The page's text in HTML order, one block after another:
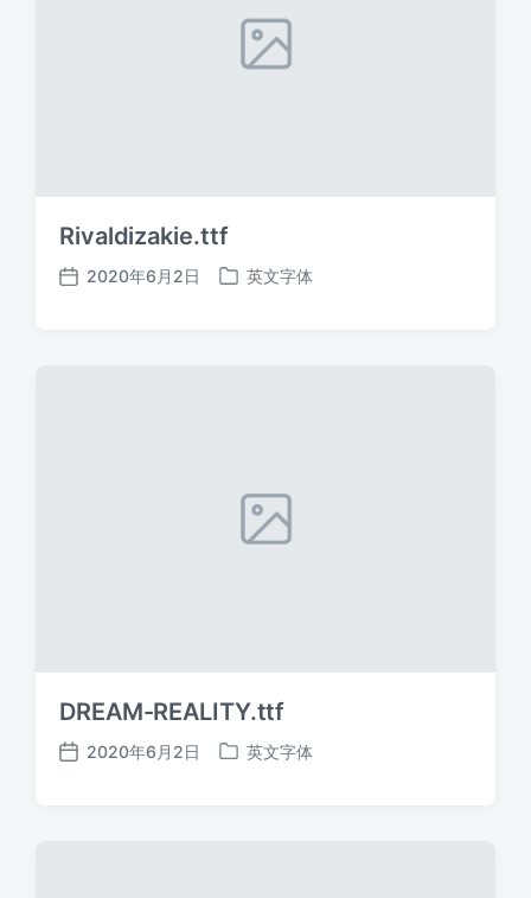
Rivaldizakie.ttf
发
2020年6月2日
发
英文字体
DREAM-REALITY.ttf
发
2020年6月2日
发
英文字体